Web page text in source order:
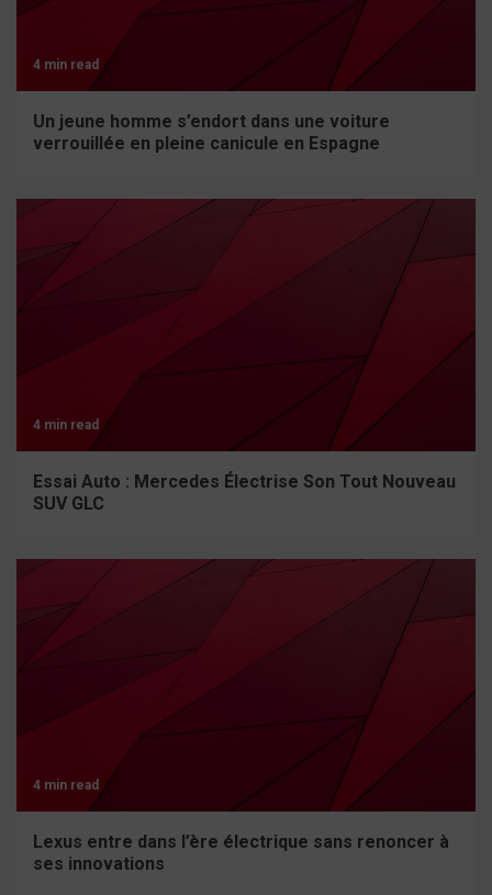
4 min read
Un jeune homme s’endort dans une voiture
verrouillée en pleine canicule en Espagne
4 min read
Essai Auto : Mercedes Électrise Son Tout Nouveau
SUV GLC
4 min read
Lexus entre dans l’ère électrique sans renoncer à
ses innovations